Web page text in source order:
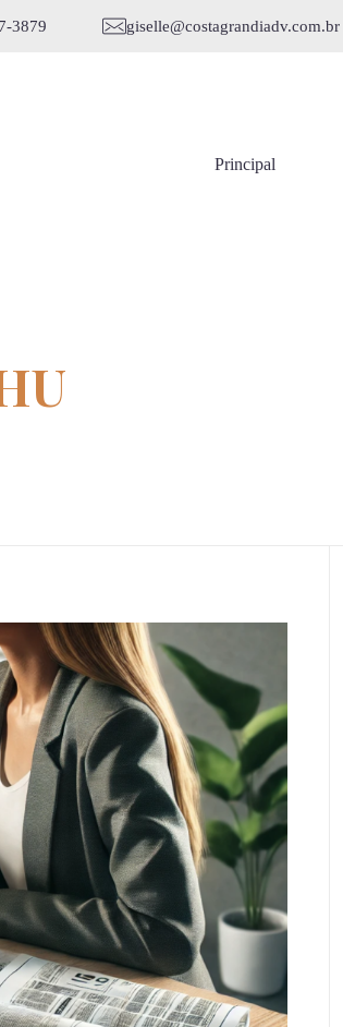
3879 giselle@costagrandiadv.com.br
Principal